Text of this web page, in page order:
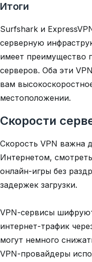
Итоги
Surfshark и
серверную
имеет преимущество
серверов. Оба эти
вам
местоположении.
Скорости
Скорость VPN важна
Интернетом,
онлайн-игры без
задержек загрузки.
VPN-сервисы
интернет-трафик
могут немного
VPN-провайдеры